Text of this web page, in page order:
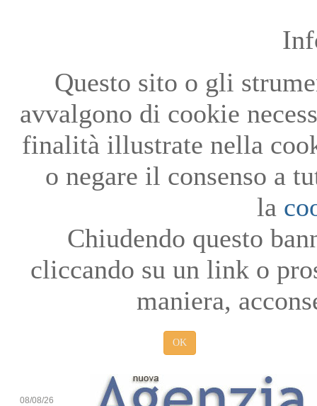
Questo sito o gli
avvalgono di cookie
finalità illustrate nella
o negare il consenso a
la
Chiudendo questo
cliccando su un link o
maniera,
OK
08/08/26